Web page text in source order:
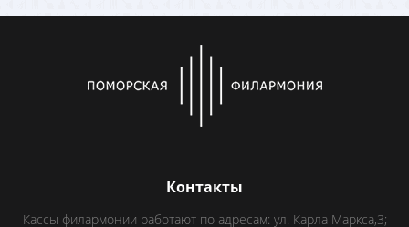
Контакты
Кассы филармонии работают по адресам: ул. Карла Маркса,3;